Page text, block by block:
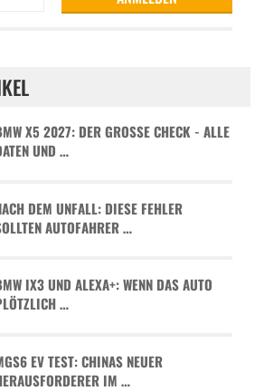
X5 2027: DER GROSSE CHECK - ALLE D
UND …
DEM UNFALL: DIESE FEHLER
AUTOFAHRER …
IX3 UND ALEXA+: WENN DAS AUTO
…
EV TEST: CHINAS NEUER
IM …